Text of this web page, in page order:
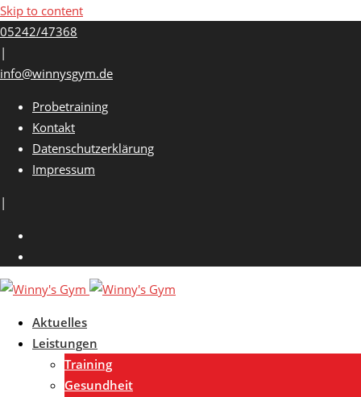
Skip to content
05242/47368
|
info@winnysgym.de
Probetraining
Kontakt
Datenschutzerklärung
Impressum
|
Aktuelles
Leistungen
Training
Gesundheit